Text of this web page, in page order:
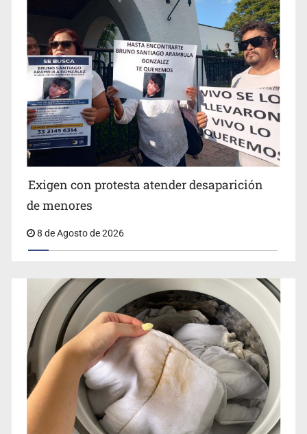
Exigen con protesta atender desaparición
de menores
8 de Agosto de 2026